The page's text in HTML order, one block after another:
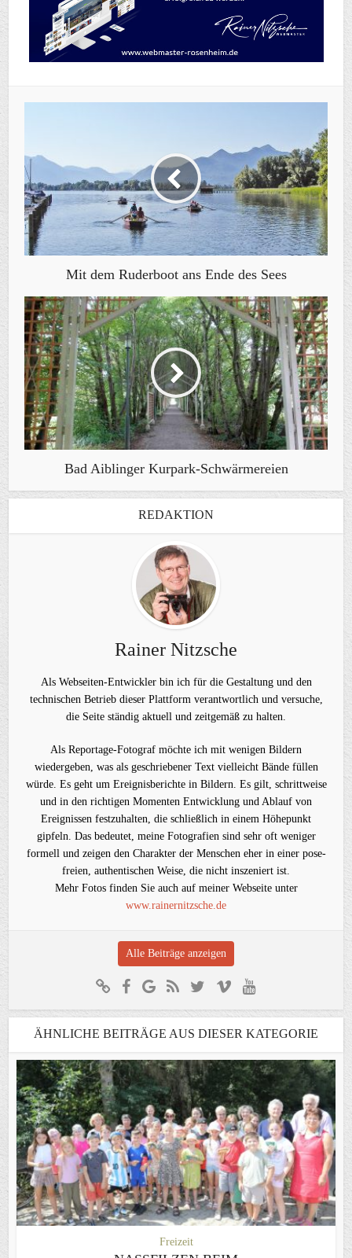
Mit dem Ruderboot ans Ende des Sees
Bad Aiblinger Kurpark-Schwärmereien
REDAKTION
Rainer Nitzsche
Als Webseiten-Entwickler bin ich für die Gestaltung und den
technischen Betrieb dieser Plattform verantwortlich und versuche,
die Seite ständig aktuell und zeitgemäß zu halten.
Als Reportage-Fotograf möchte ich mit wenigen Bildern
wiedergeben, was als geschriebener Text vielleicht Bände füllen
würde. Es geht um Ereignisberichte in Bildern. Es gilt, schrittweise
und in den richtigen Momenten Entwicklung und Ablauf von
Ereignissen festzuhalten, die schließlich in einem Höhepunkt
gipfeln. Das bedeutet, meine Fotografien sind sehr oft weniger
formell und zeigen den Charakter der Menschen eher in einer pose-
freien, authentischen Weise, die nicht inszeniert ist.
Mehr Fotos finden Sie auch auf meiner Webseite unter
www.rainernitzsche.de
Alle Beiträge anzeigen
ÄHNLICHE BEITRÄGE AUS DIESER KATEGORIE
Freizeit